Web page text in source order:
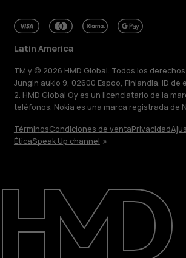
Reparar, reutilizar, reciclar
Sostenibilidad
Soporte
Latin America
Latin America
TM y © 2026 HMD Global. Todos los
Jungin aukio 9, 02600 Espoo, Finlandia. ID de
2. HMD Global Oy es un licenciatario de la
teléfonos. Nokia es una marca registrada de
TérminosCondiciones de ventaPrivacidad
ÉticaSpeak Up channel